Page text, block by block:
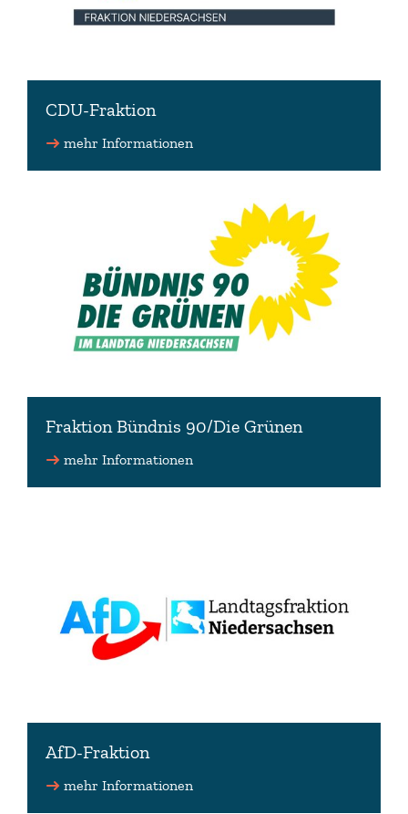
CDU-Fraktion
mehr Informationen
Fraktion Bündnis 90/Die Grünen
mehr Informationen
AfD-Fraktion
mehr Informationen